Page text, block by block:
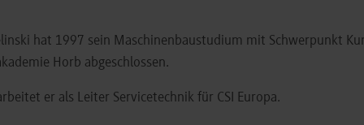
hat 1997 sein Maschinenbaustudium mit Schwerpunkt
Horb abgeschlossen.
er als Leiter Servicetechnik für CSI Europa.